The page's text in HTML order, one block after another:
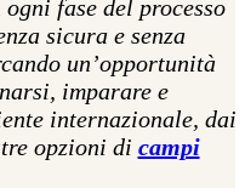
fase del processo
sicura e senza
un’opportunità
imparare e
internazionale, dai
opzioni di campi